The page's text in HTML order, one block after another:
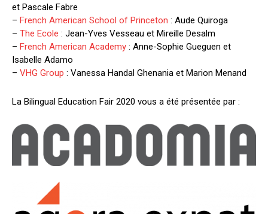
et Pascale Fabre
– French American School of Princeton : Aude Quiroga
– The Ecole : Jean-Yves Vesseau et Mireille Desalm
– French American Academy : Anne-Sophie Gueguen et
Isabelle Adamo
– VHG Group : Vanessa Handal Ghenania et Marion Menand
La Bilingual Education Fair 2020 vous a été présentée par :